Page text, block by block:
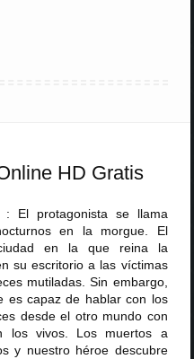
HD Gratis
: El protagonista se llama
en la morgue. El
en la que reina la
su escritorio a las víctimas
mutiladas. Sin embargo,
es capaz de hablar con los
desde el otro mundo con
los vivos. Los muertos a
y nuestro héroe descubre